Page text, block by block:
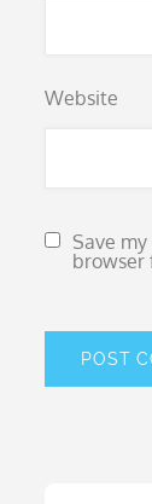
Website
Save
browser